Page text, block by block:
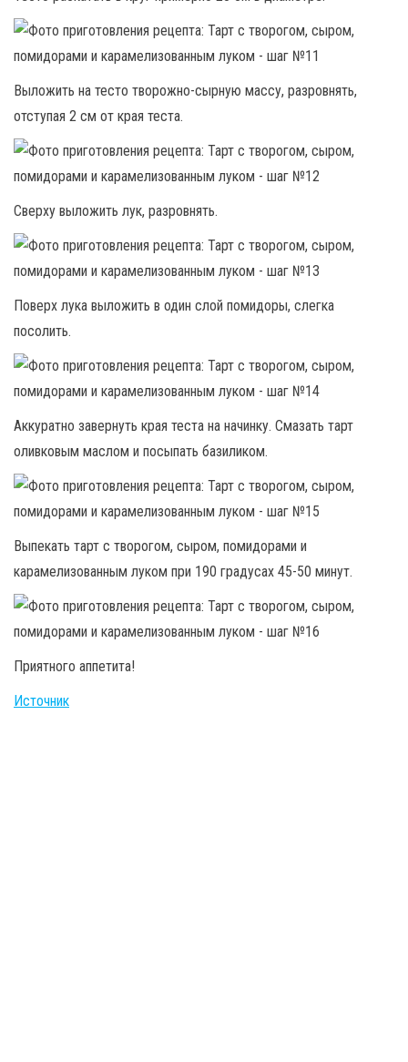
Выложить на тесто творожно-сырную массу, разровнять,
отступая 2 см от края теста.
Сверху выложить лук, разровнять.
Поверх лука выложить в один слой помидоры, слегка
посолить.
Аккуратно завернуть края теста на начинку. Смазать тарт
оливковым маслом и посыпать базиликом.
Выпекать тарт с творогом, сыром, помидорами и
карамелизованным луком при 190 градусах 45-50 минут.
Приятного аппетита!
Источник